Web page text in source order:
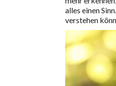
alles einen
verstehen